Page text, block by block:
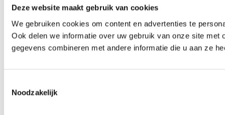
Deze website maakt gebruik van cookies
We gebruiken cookies om content en advertenties te
Ook delen we informatie over uw gebruik van onze site
gegevens combineren met andere informatie die u aan ze
Noodzakelijk